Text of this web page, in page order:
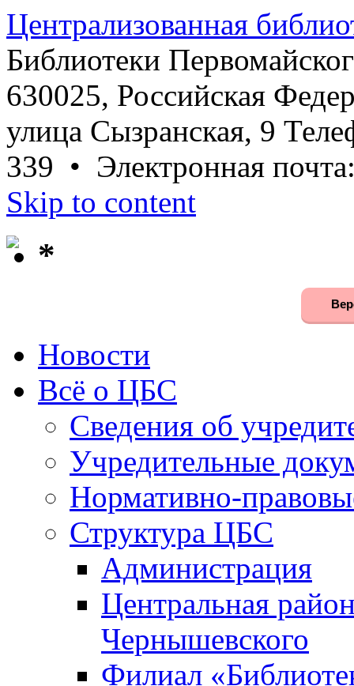
Централизованная
Библиотеки
630025, Российская
улица Сызранская, 9
339 • Электронная
Skip to content
*
Новости
Всё о ЦБС
Сведения об
Учредительные
Нормативно-
Структура ЦБС
Администрация
Центральная
Чернышевского
Филиал